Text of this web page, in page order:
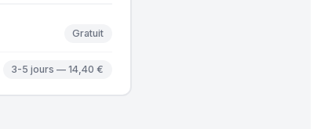
Gratuit
3-5 jours — 14,40 €